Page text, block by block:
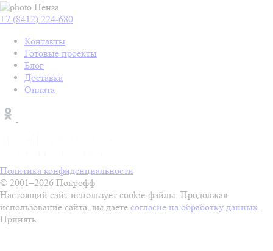
Пенза
+7 (8412) 224-680
Контакты
Готовые проекты
Блог
Доставка
Оплата
Политика конфиденциальности
© 2001–2026 Покрофф
Настоящий сайт использует cookie-файлы. Продолжая
использование сайта, вы даёте согласие на обработку данных .
Принять